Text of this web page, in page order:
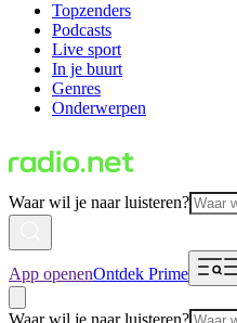
Topzenders
Podcasts
Live sport
In je buurt
Genres
Onderwerpen
Waar wil je naar luisteren?
App openenOntdek Prime
Waar wil je naar luisteren?